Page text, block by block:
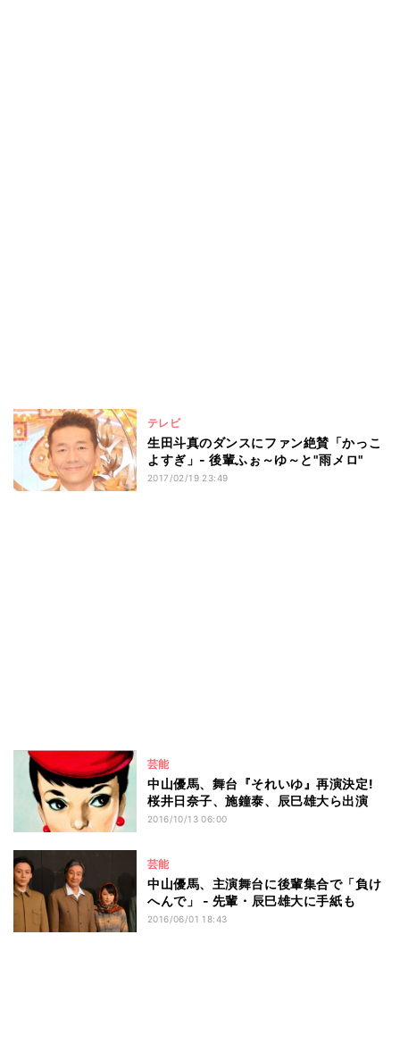
テレビ
生田斗真のダンスにファン絶賛「かっこ
よすぎ」- 後輩ふぉ～ゆ～と"雨メロ"
2017/02/19 23:49
芸能
中山優馬、舞台『それいゆ』再演決定!
桜井日奈子、施鐘泰、辰巳雄大ら出演
2016/10/13 06:00
芸能
中山優馬、主演舞台に後輩集合で「負け
へんで」 - 先輩・辰巳雄大に手紙も
2016/06/01 18:43